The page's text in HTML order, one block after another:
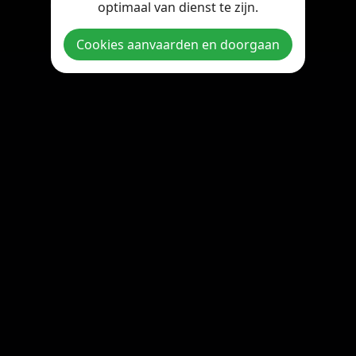
Copyright © 2026 StreamOnline.be. All rights reserved.
optimaal van dienst te zijn.
Cookies aanvaarden en doorgaan